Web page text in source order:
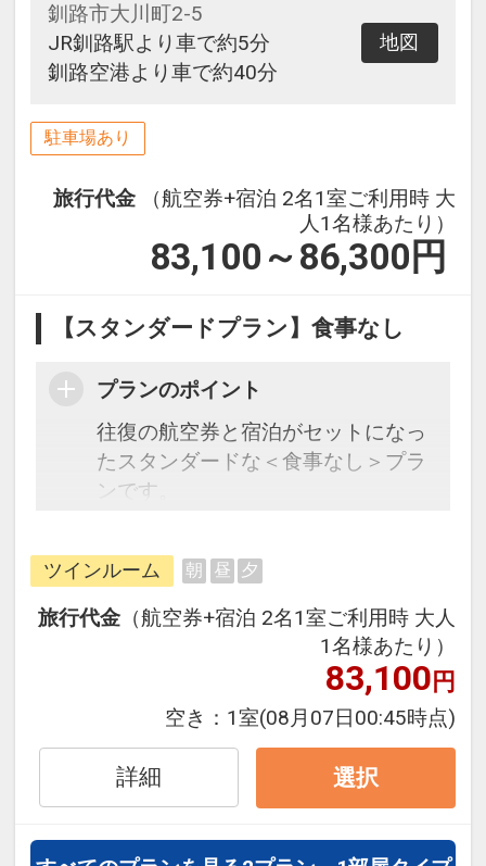
釧路市大川町2-5
JR釧路駅より車で約5分
釧路空港より車で約40分
地図
駐車場あり
旅行代金
（航空券+宿泊 2名1室ご利用時 大
人1名様あたり）
83,100～86,300 円
【スタンダードプラン】食事なし
プランのポイント
往復の航空券と宿泊がセットになっ
たスタンダードな＜食事なし＞プラ
ンです。
できるダイナミックパッケージだか
ら、一都市滞在はもちろん周遊旅行
にも最適！
旅行期間中の1泊だけの宿泊や延
泊・飛び泊なども自由自在です。
フライトは、安心のJAL（または
JALグループ）確約！フライトマイ
ル50%貯まります。
オプションでレンタカーや現地交
通・体験プランなどの追加（同時予
約）が可能なプランもございます。
ツインルーム 朝 昼 夕
旅行代金 （航空券+宿泊 2名1室ご利用時 大人
1名様あたり）
83,100円
空き： 1室(08月07日00:45時点)
詳細 選択